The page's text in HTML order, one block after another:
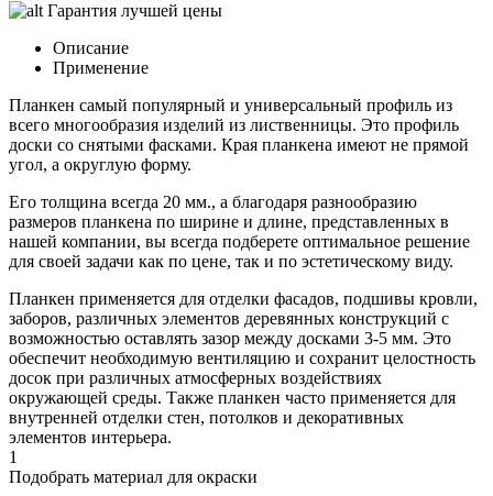
Гарантия лучшей цены
Описание
Применение
Планкен самый популярный и универсальный профиль из
всего многообразия изделий из лиственницы. Это профиль
доски со снятыми фасками. Края планкена имеют не прямой
угол, а округлую форму.
Его толщина всегда 20 мм., а благодаря разнообразию
размеров планкена по ширине и длине, представленных в
нашей компании, вы всегда подберете оптимальное решение
для своей задачи как по цене, так и по эстетическому виду.
Планкен применяется для отделки фасадов, подшивы кровли,
заборов, различных элементов деревянных конструкций с
возможностью оставлять зазор между досками 3-5 мм. Это
обеспечит необходимую вентиляцию и сохранит целостность
досок при различных атмосферных воздействиях
окружающей среды. Также планкен часто применяется для
внутренней отделки стен, потолков и декоративных
элементов интерьера.
1
Подобрать материал для окраски